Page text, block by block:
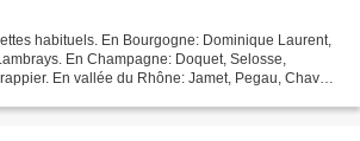
habituels. En Bourgogne: Dominique Laurent,
En Champagne: Doquet, Selosse,
En vallée du Rhône: Jamet, Pegau, Chave.